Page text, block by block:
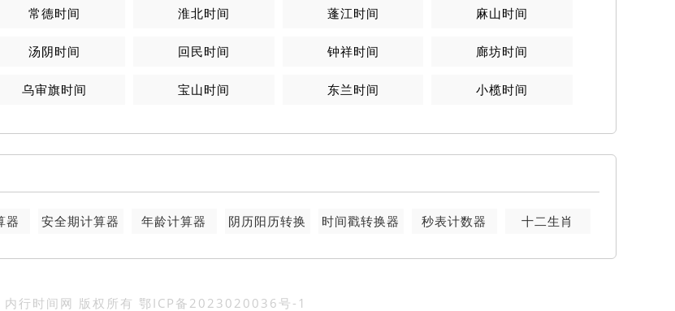
常德时间 淮北时间 蓬江时间 麻山时间
汤阴时间 回民时间 钟祥时间 廊坊时间
乌审旗时间 宝山时间 东兰时间 小榄时间
器 安全期计算器 年龄计算器 阴历阳历转换 时间戳转换器 秒表计数器 十二生肖
行时间网 版权所有 鄂ICP备2023020036号-1